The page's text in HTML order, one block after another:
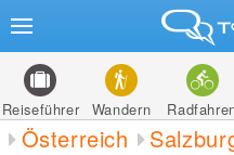
Reiseführer Wandern
Österreich